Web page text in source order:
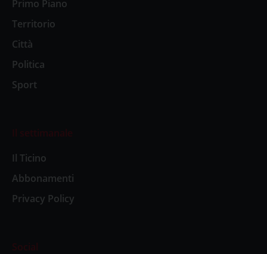
Primo Piano
Territorio
Città
Politica
Sport
Il settimanale
Il Ticino
Abbonamenti
Privacy Policy
Social